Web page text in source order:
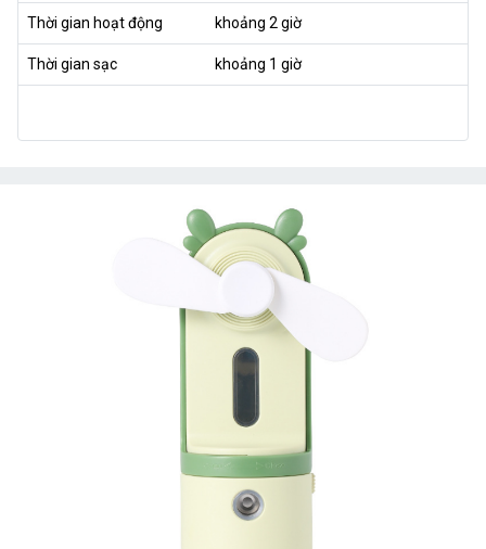
Thời gian hoạt động khoảng 2 giờ
Thời gian sạc khoảng 1 giờ